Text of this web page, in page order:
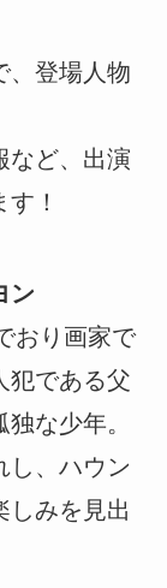
、登場人物
など、出演
！
ン
おり画家で
犯である父
な少年。
し、ハウン
しみを見出